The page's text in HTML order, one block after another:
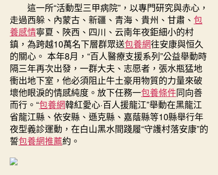
這一所“活動型三甲病院”，以專門研究與赤心，
走過西躲、內蒙古、新疆、青海、貴州、甘肅、 包
養感情寧夏、陜西、四川、云南年夜鉅細小的村
鎮，為跨越10萬名下層群眾送包養網往安康與恒久
的關心。 本年8月，“百人醫療支援系列”公益舉動時
隔三年再次出發，一群大夫、志愿者，張水瓶猛地
衝出地下室，他必須阻止牛土豪用物質的力量來破
壞他眼淚的情感純度。放下任務一包養條件同向善
而行。“包養網韓紅愛心·百人援龍江”舉動在黑龍江
省龍江縣、依安縣、遜克縣、嘉蔭縣等10縣舉行年
夜型義診運動，在白山黑水間踐履“守護村落安康”的
誓包養網推薦約。